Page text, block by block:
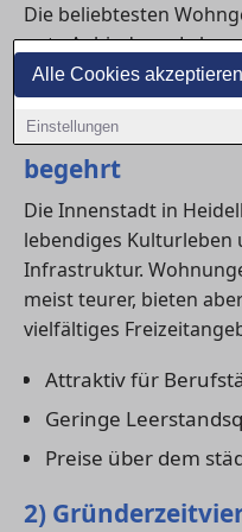
Alle Cookies akzeptieren
Einstellungen
Die beliebtesten
gute Anbindung,
aus – hier findest du
1) Innenstadt –
begehrt
Die Innenstadt in
lebendiges Kulturleben
Infrastruktur.
meist teurer, bieten
vielfältiges
Attraktiv für
Geringe
Preise über dem
2)